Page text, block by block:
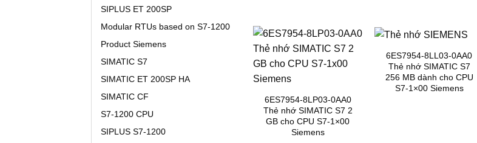
SIPLUS ET 200SP
Modular RTUs based on S7-1200
Product Siemens
SIMATIC S7
SIMATIC ET 200SP HA
SIMATIC CF
S7-1200 CPU
SIPLUS S7-1200
6ES7954-8LP03-0AA0
Thẻ nhớ SIMATIC S7 2
GB cho CPU S7-1×00
Siemens
6ES7954-8LL03-0AA0
Thẻ nhớ SIMATIC S7
256 MB dành cho CPU
S7-1×00 Siemens